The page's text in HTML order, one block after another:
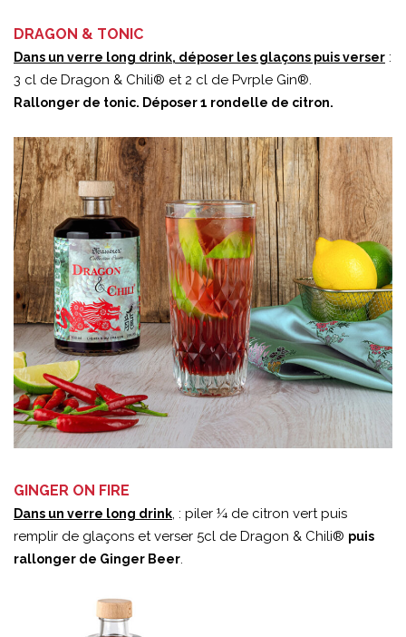
DRAGON & TONIC
Dans un verre long drink, déposer les glaçons puis verser :
3 cl de Dragon & Chili® et 2 cl de Pvrple Gin®.
Rallonger de tonic. Déposer 1 rondelle de citron.
GINGER ON FIRE
Dans un verre long drink, : piler ¼ de citron vert puis
remplir de glaçons et verser 5cl de Dragon & Chili® puis
rallonger de Ginger Beer.